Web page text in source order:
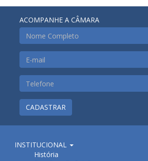
ACOMPANHE A CÂMARA
CADASTRAR
INSTITUCIONAL
História